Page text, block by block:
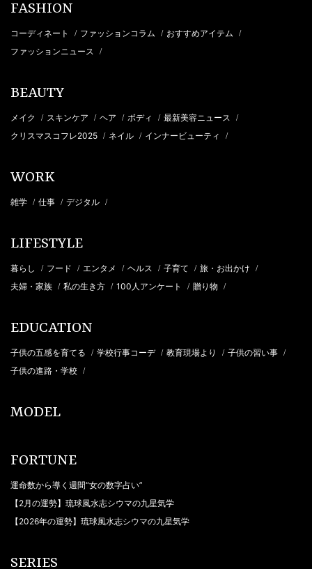
FASHION
コーディネート / ファッションコラム / おすすめアイテム /
ファッションニュース /
BEAUTY
メイク / スキンケア / ヘア / ボディ / 最新美容ニュース /
クリスマスコフレ2025 / ネイル / インナービューティ /
WORK
雑学 / 仕事 / デジタル /
LIFESTYLE
暮らし / フード / エンタメ / ヘルス / 子育て / 旅・お出かけ /
夫婦・家族 / 私の生き方 / 100人アンケート / 贈り物 /
EDUCATION
子供の五感を育てる / 学校行事コーデ / 教育現場より / 子供の習い事 /
子供の進路・学校 /
MODEL
FORTUNE
運命数から導く週間“女の数字占い”
【2月の運勢】琉球風水志シウマの九星気学
【2026年の運勢】琉球風水志シウマの九星気学
SERIES